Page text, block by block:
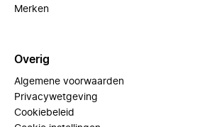
Merken
Overig
Algemene voorwaarden
Privacywetgeving
Cookiebeleid